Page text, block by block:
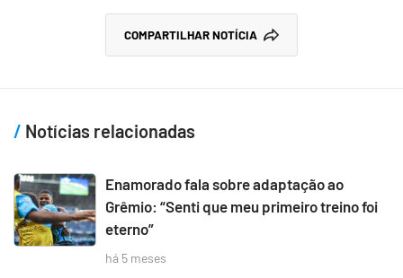
COMPARTILHAR NOTÍCIA
Notícias relacionadas
Enamorado fala sobre adaptação ao
Grêmio: “Senti que meu primeiro treino foi
eterno”
há 5 meses